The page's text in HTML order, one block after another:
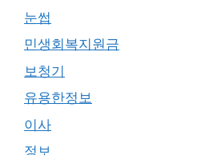
눈썹
민생회복지원금
보청기
유용한정보
이사
정보